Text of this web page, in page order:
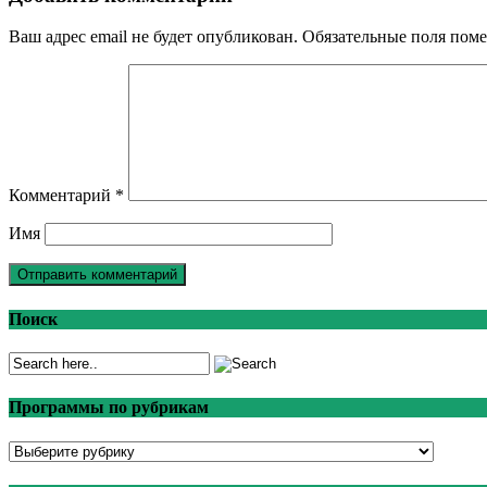
Ваш адрес email не будет опубликован. Обязательные поля
Комментарий *
Имя
Поиск
Программы по рубрикам
Программы